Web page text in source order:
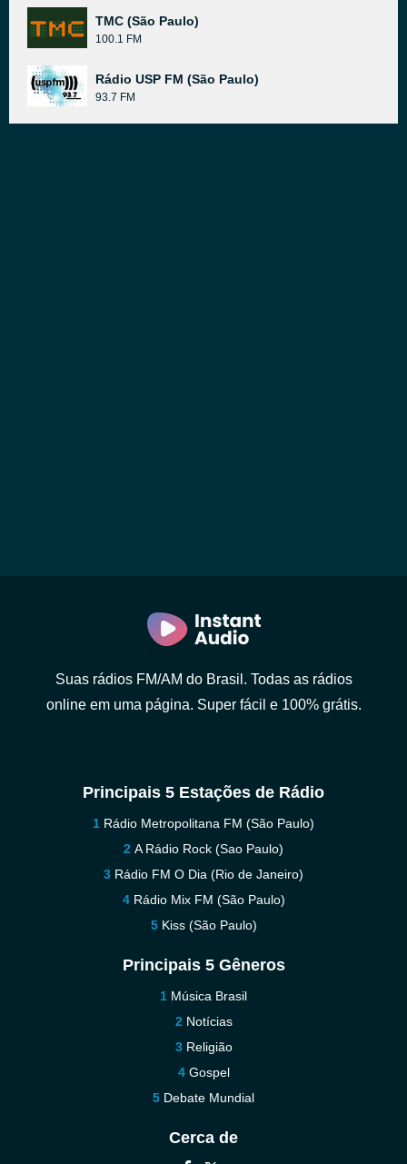
TMC (São Paulo)
100.1 FM
Rádio USP FM (São Paulo)
93.7 FM
Suas rádios FM/AM do Brasil. Todas as rádios
online em uma página. Super fácil e 100% grátis.
Principais 5 Estações de Rádio
Rádio Metropolitana FM (São Paulo)
A Rádio Rock (Sao Paulo)
Rádio FM O Dia (Rio de Janeiro)
Rádio Mix FM (São Paulo)
Kiss (São Paulo)
Principais 5 Gêneros
Música Brasil
Notícias
Religião
Gospel
Debate Mundial
Cerca de